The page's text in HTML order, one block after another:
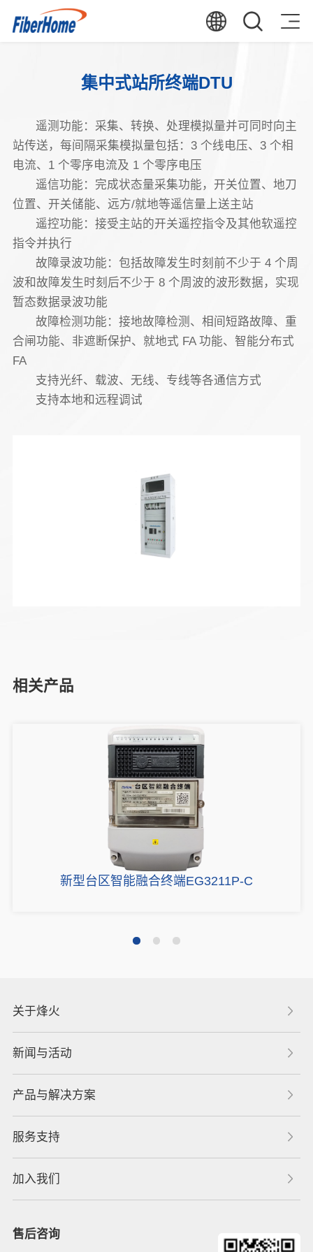
集中式站所终端DTU
遥测功能：采集、转换、处理模拟量并可同时向主
站传送，每间隔采集模拟量包括：3 个线电压、3 个相
电流、1 个零序电流及 1 个零序电压
遥信功能：完成状态量采集功能，开关位置、地刀
位置、开关储能、远方/就地等遥信量上送主站
遥控功能：接受主站的开关遥控指令及其他软遥控
指令并执行
故障录波功能：包括故障发生时刻前不少于 4 个周
波和故障发生时刻后不少于 8 个周波的波形数据，实现
暂态数据录波功能
故障检测功能：接地故障检测、相间短路故障、重
合闸功能、非遮断保护、就地式 FA 功能、智能分布式
FA
支持光纤、载波、无线、专线等各通信方式
支持本地和远程调试
相关产品
新型台区智能融合终端EG3211P-C
关于烽火
新闻与活动
产品与解决方案
服务支持
加入我们
售后咨询